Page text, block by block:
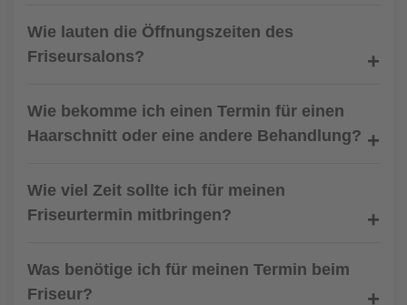
Wie lauten die Öffnungszeiten des
Friseursalons?
Wie bekomme ich einen Termin für einen
Haarschnitt oder eine andere Behandlung?
Wie viel Zeit sollte ich für meinen
Friseurtermin mitbringen?
Was benötige ich für meinen Termin beim
Friseur?